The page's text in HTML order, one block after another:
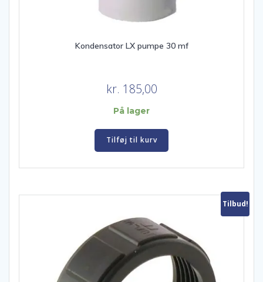
Kondensator LX pumpe 30 mf
kr. 185,00
På lager
Tilføj til kurv
Tilbud!